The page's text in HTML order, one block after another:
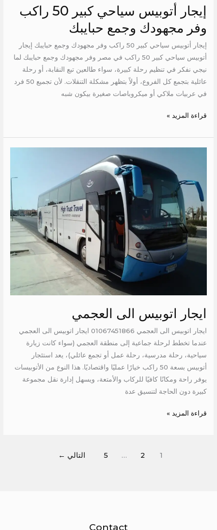
إيجار أتوبيس سياحي كبير 50 راكب
وفر مجهودك وجمع حبايبك
إيجار أتوبيس سياحي كبير 50 راكب وفر مجهودك وجمع حبايبك إيجار
أتوبيس سياحي كبير 50 راكب في مصر وفر مجهودك وجمع حبايبك لما
نيجي نفكر في تنظيم رحلة كبيرة، سواء طالعين تبع النقابة، أو رحلة
عائلية بتجمع كل الفروع، أولاً بتظهر مشكلة التنقلات. لأن تجميع 50 فرد
في عربيات ملاكي أو ميكروباصات صغيرة بيكون شبه
قراءة المزيد »
ايجار اتوبيس الى العجمي
ايجار اتوبيس الى العجمي 01067451866 ايجار اتوبيس الى العجمي
عندما تخطط لرحلة جماعية إلى منطقة العجمي (سواء كانت زيارة
سياحية، رحلة مدرسية، رحلة عمل أو تجمع عائلي)، يعد استئجار
أتوبيس بسعة 50 راكب خيارًا عمليًا واقتصاديًا. هذا النوع من الأتوبيسات
يوفر راحة ومكانًا كافيًا للركاب والأمتعة، ويسهل إدارة نقل مجموعة
كبيرة دون الحاجة لتنسيق عدة
العجمي
قراءة المزيد »
1
2
…
5 التالي ←
Contact